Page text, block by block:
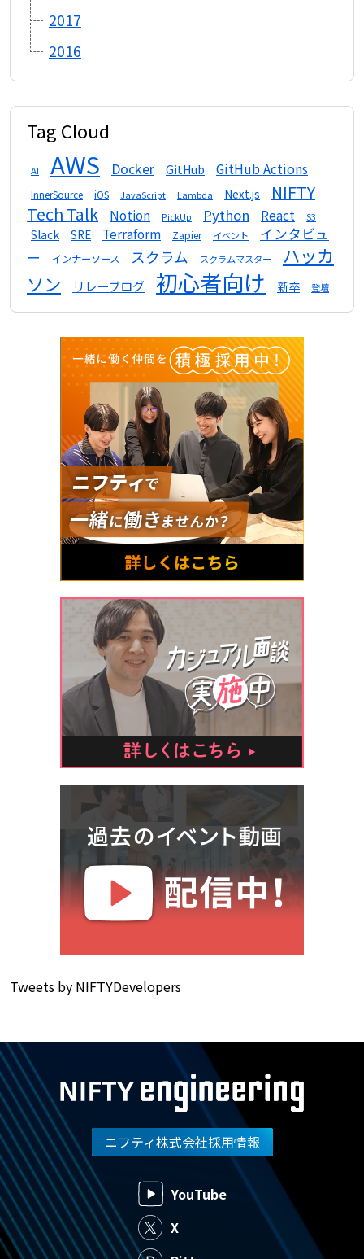
2017
2016
Tag Cloud
AI AWS Docker GitHub GitHub Actions
InnerSource iOS JavaScript Lambda Next.js
NIFTY
Tech Talk
Notion PickUp Python React S3
Slack SRE Terraform Zapier イベント
インタビュ
ー
インナーソース スクラム スクラムマスター
ハッカ
ソン
リレーブログ 初心者向け 新卒 登壇
Tweets by NIFTYDevelopers
ニフティ株式会社採用情報
YouTube
X